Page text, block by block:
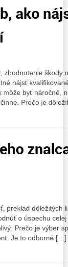
ako
škody
nájsť
byť náročné,
Prečo je
preklad dôležitých
o úspechu
Prečo je výber
Je to odborné […]